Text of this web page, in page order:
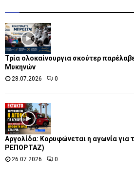
Τρία ολοκαίνουργια σκούτερ
Μυκηνών
28.07.2026 0
Αργολίδα: Κορυφώνεται η αγωνία για
ΡΕΠΟΡΤΑΖ)
26.07.2026 0